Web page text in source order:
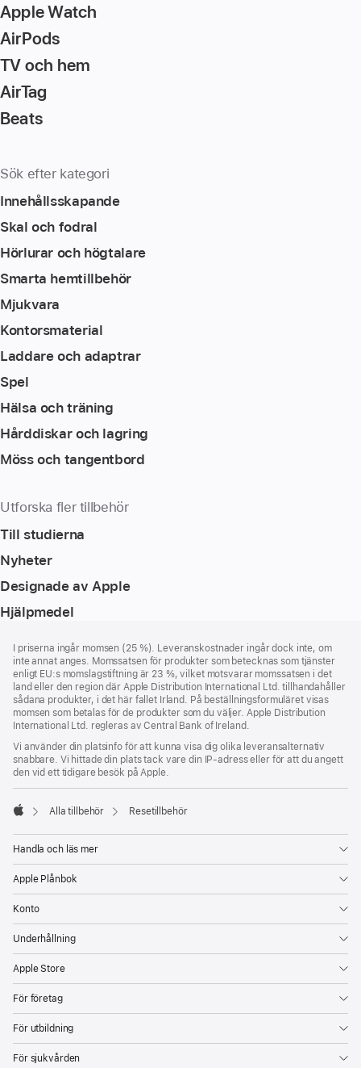
Apple Watch
AirPods
TV och hem
AirTag
Beats
Sök efter kategori
Innehållsskapande
Skal och fodral
Hörlurar och högtalare
Smarta hemtillbehör
Mjukvara
Kontorsmaterial
Laddare och adaptrar
Spel
Hälsa och träning
Hårddiskar och lagring
Möss och tangentbord
Utforska fler tillbehör
Till studierna
Nyheter
Designade av Apple
Hjälpmedel
I priserna ingår momsen (25 %). Leveranskostnader ingår dock inte, om
inte annat anges. Momssatsen för produkter som betecknas som tjänster
enligt EU:s momslagstiftning är 23 %, vilket motsvarar momssatsen i det
land eller den region där Apple Distribution International Ltd. tillhandahåller
sådana produkter, i det här fallet Irland. På beställningsformuläret visas
momsen som betalas för de produkter som du väljer. Apple Distribution
International Ltd. regleras av Central Bank of Ireland.
Vi använder din platsinfo för att kunna visa dig olika leveransalternativ
snabbare. Vi hittade din plats tack vare din IP-adress eller för att du angett
den vid ett tidigare besök på Apple.
Alla tillbehör Resetillbehör
Handla och läs mer
Apple Plånbok
Konto
Underhållning
Apple Store
För företag
För utbildning
För sjukvården